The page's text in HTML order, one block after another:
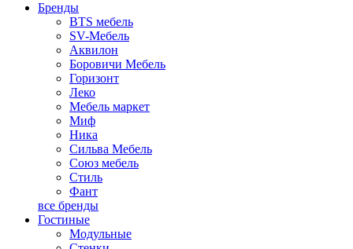
Бренды
BTS мебель
SV-Мебель
Аквилон
Боровичи Мебель
Горизонт
Леко
Мебель маркет
Миф
Ника
Сильва Мебель
Союз мебель
Стиль
Фант
все бренды
Гостиные
Модульные